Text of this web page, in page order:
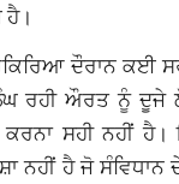
ਹੈ।
ਦੌਰਾਨ ਕਈ
ਰਹੀ ਔਰਤ ਨੂੰ ਦੂਜੇ
ਸਹੀ ਨਹੀਂ ਹੈ।
ਨਹੀਂ ਹੈ ਜੋ ਸੰਵਿਧਾਨ